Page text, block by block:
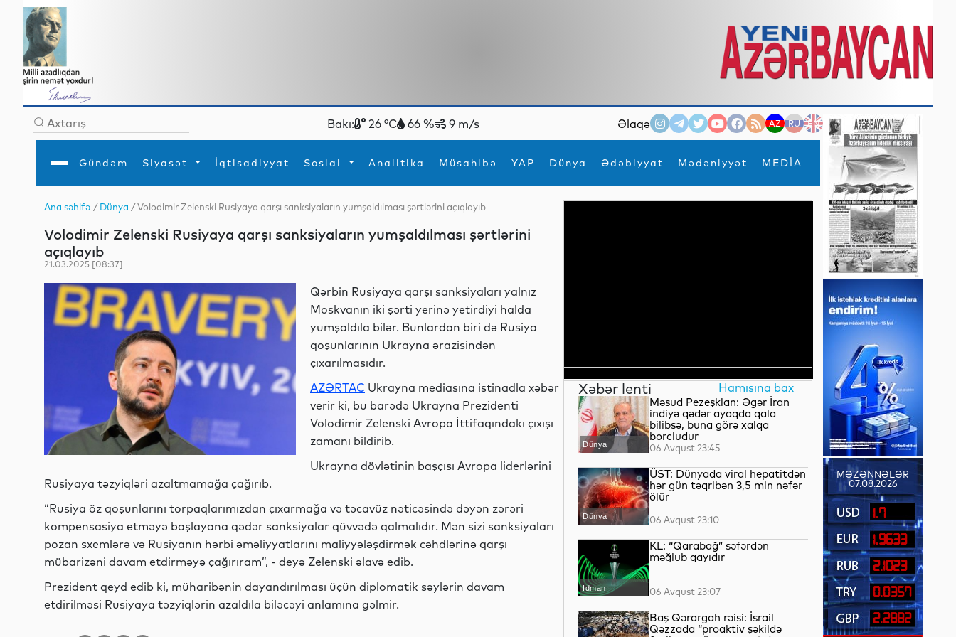
Bakı: 26 °C 66 % 9 m/s Əlaqə AZ RU EN
Gündəm Siyasət İqtisadiyyat Sosial Analitika Müsahibə YAP Dünya Ədəbiyyat Mədəniyyət MEDİA
×
Gündəm
İqtisadiyyat
YAP
Analitika
Mədəniyyət
Müsahibə
MEDİA
Xarici siyasətTurizm
Diaspor
İdmanYeni texnologiyalar
Ana səhifə /Dünya / Volodimir Zelenski Rusiyaya qarşı sanksiyaların yumşaldılması şərtlərini açıqlayıb
Volodimir Zelenski Rusiyaya qarşı sanksiyaların yumşaldılması şərtlərini
açıqlayıb
21.03.2025 [08:37]
Qərbin Rusiyaya qarşı sanksiyaları yalnız
Moskvanın iki şərti yerinə yetirdiyi halda
yumşaldıla bilər. Bunlardan biri də Rusiya
qoşunlarının Ukrayna ərazisindən
çıxarılmasıdır.
AZƏRTAC Ukrayna mediasına istinadla xəbər
verir ki, bu barədə Ukrayna Prezidenti
Volodimir Zelenski Avropa İttifaqındakı çıxışı
zamanı bildirib.
Ukrayna dövlətinin başçısı Avropa liderlərini
Rusiyaya təzyiqləri azaltmamağa çağırıb.
“Rusiya öz qoşunlarını torpaqlarımızdan çıxarmağa və təcavüz nəticəsində dəyən zərəri
kompensasiya etməyə başlayana qədər sanksiyalar qüvvədə qalmalıdır. Mən sizi sanksiyaları
pozan sxemlərə və Rusiyanın hərbi əməliyyatlarını maliyyələşdirmək cəhdlərinə qarşı
mübarizəni davam etdirməyə çağırıram”, - deyə Zelenski əlavə edib.
Prezident qeyd edib ki, müharibənin dayandırılması üçün diplomatik səylərin davam
etdirilməsi Rusiyaya təzyiqlərin azaldıla biləcəyi anlamına gəlmir.
Xəbər lenti Hamısına bax
Dünya
Məsud Pezeşkian: Əgər İran
indiyə qədər ayaqda qala
bilibsə, buna görə xalqa
borcludur
06 Avqust 23:45
Dünya
ÜST: Dünyada viral hepatitdən
hər gün təqribən 3,5 min nəfər
ölür
06 Avqust 23:10
İdman
KL: “Qarabağ” səfərdən
məğlub qayıdır
06 Avqust 23:07
Baş Qərargah rəisi: İsrail
Qəzzada “proaktiv şəkildə
MƏZƏNNƏLƏR
07.08.2026
1.7
1.9633
2.1023
0.0357
2.2882